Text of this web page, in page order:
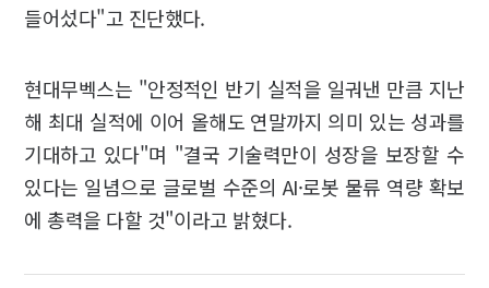
들어섰다"고 진단했다.
현대무벡스는 "안정적인 반기 실적을 일궈낸 만큼 지난
해 최대 실적에 이어 올해도 연말까지 의미 있는 성과를
기대하고 있다"며 "결국 기술력만이 성장을 보장할 수
있다는 일념으로 글로벌 수준의 AI·로봇 물류 역량 확보
에 총력을 다할 것"이라고 밝혔다.